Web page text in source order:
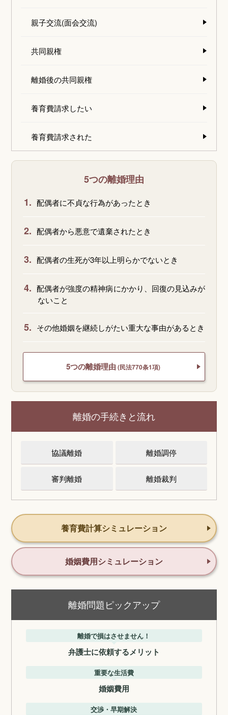
親子交流(面会交流)
共同親権
離婚後の共同親権
養育費請求したい
養育費請求された
5つの離婚理由
1. 配偶者に不貞な行為があったとき
2. 配偶者から悪意で遺棄されたとき
3. 配偶者の生死が3年以上明らかでないとき
4. 配偶者が強度の精神病にかかり、回復の見込みが
ないこと
5. その他婚姻を継続しがたい重大な事由があるとき
5つの離婚理由 (民法770条1項)
離婚の手続きと流れ
協議離婚 離婚調停
審判離婚 離婚裁判
養育費計算シミュレーション
婚姻費用シミュレーション
離婚問題ピックアップ
離婚で損はさせません！
弁護士に依頼するメリット
重要な生活費
婚姻費用
交渉・早期解決